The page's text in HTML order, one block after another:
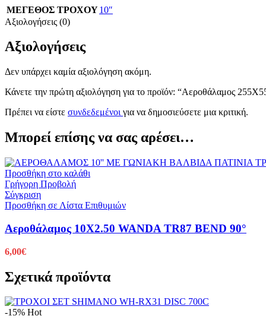
ΜΕΓΕΘΟΣ ΤΡΟΧΟΥ10″
Αξιολογήσεις (0)
Αξιολογήσεις
Δεν υπάρχει καμία αξιολόγηση ακόμη.
Κάνετε την πρώτη αξιολόγηση για το προϊόν: “Αεροθάλαμος
Πρέπει να είστε συνδεδεμένοι για να δημοσιεύσετε μια κριτική.
Μπορεί επίσης να σας αρέσει…
Προσθήκη στο καλάθι
Γρήγορη Προβολή
Σύγκριση
Προσθήκη σε Λίστα Επιθυμιών
Αεροθάλαμος 10X2.50 WANDA TR87 BEND 90°
6,00€
Σχετικά προϊόντα
-15% Hot